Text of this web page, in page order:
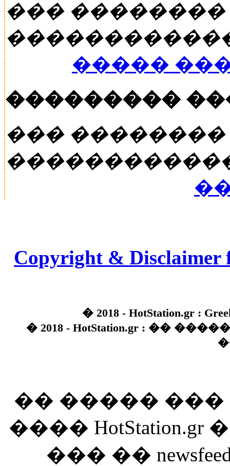
���
�����
���������
���
Copyright & Disclaimer
� 2018 - HotStation.gr :
� 2018 - HotStation.gr : ��
�� �����
����
��� ��